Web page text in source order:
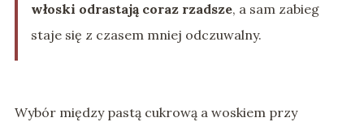
włoski odrastają coraz rzadsze, a sam zabieg
staje się z czasem mniej odczuwalny.
Wybór między pastą cukrową a woskiem przy